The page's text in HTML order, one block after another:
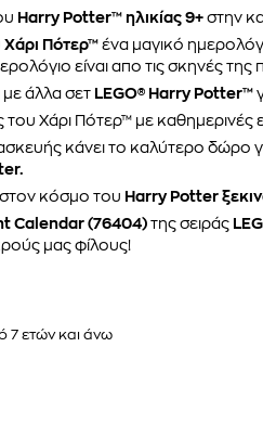
Harry Potter™ ηλικίας 9+ στην
Χάρι Πότερ™ ένα μαγικό
είναι απο τις σκηνές
με άλλα σετ LEGO® Harry Potter™
Χάρι Πότερ™ με καθημερινές
κάνει το καλύτερο δώρο
κόσμο του Harry Potter
Calendar (76404) της σειράς
μας φίλους!
7 ετών και άνω